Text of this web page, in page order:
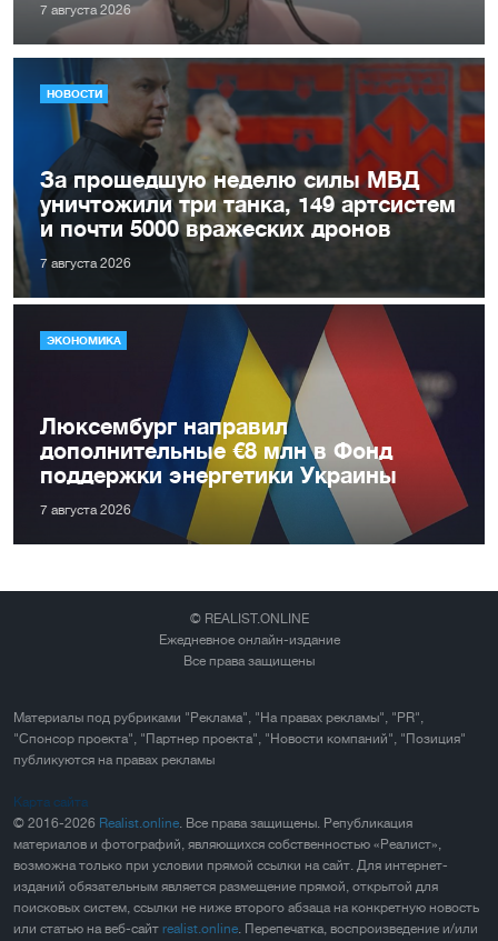
7 августа 2026
НОВОСТИ
За прошедшую неделю силы МВД
уничтожили три танка, 149 артсистем
и почти 5000 вражеских дронов
7 августа 2026
ЭКОНОМИКА
Люксембург направил
дополнительные €8 млн в Фонд
поддержки энергетики Украины
7 августа 2026
© REALIST.ONLINE
Ежедневное онлайн-издание
Все права защищены
Материалы под рубриками "Реклама", "На правах рекламы", "PR",
"Спонсор проекта", "Партнер проекта", "Новости компаний", "Позиция"
публикуются на правах рекламы
Карта сайта
© 2016-2026 Realist.online . Все права защищены. Републикация
материалов и фотографий, являющихся собственностью «Реалист»,
возможна только при условии прямой ссылки на сайт. Для интернет-
изданий обязательным является размещение прямой, открытой для
поисковых систем, ссылки не ниже второго абзаца на конкретную новость
или статью на веб-сайт realist.online . Перепечатка, воспроизведение и/или